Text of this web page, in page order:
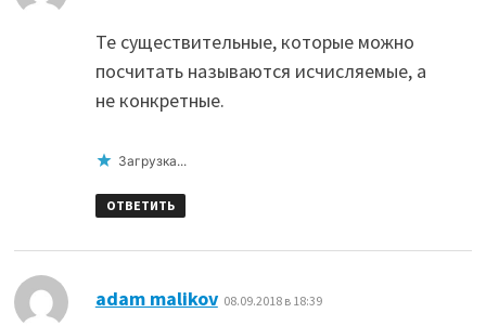
Те существительные, которые можно
посчитать называются исчисляемые, а
не конкретные.
Загрузка...
ОТВЕТИТЬ
adam malikov: 08.09.2018 в 18:39